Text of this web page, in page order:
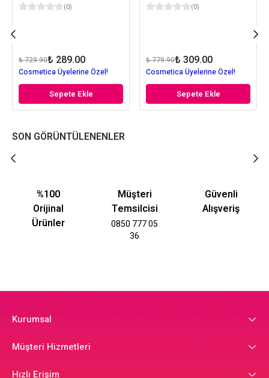
(0)
₺ 729.90₺ 289.00
Cosmetica Üyelerine Özel!
Sepete Ekle
(0)
₺ 779.90₺ 309.00
Cosmetica Üyelerine Özel!
Sepete Ekle
SON GÖRÜNTÜLENENLER
%100
Orijinal
Ürünler
Müşteri
Temsilcisi
0850 777 05
36
Güvenli
Alışveriş
Kurumsal
Müşteri Hizmetleri
Hızlı Erişim